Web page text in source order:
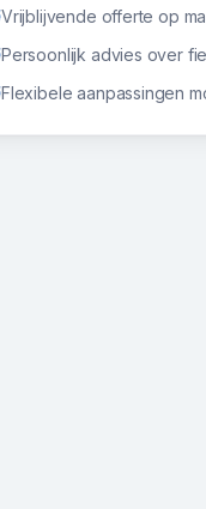
Vrijblijvende offerte op
Persoonlijk advies over
Flexibele aanpassingen